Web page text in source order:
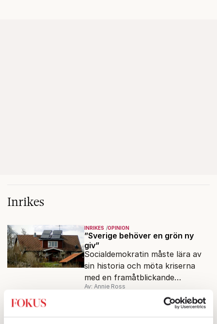
Inrikes
INRIKES OPINION
”Sverige behöver en grön ny
giv”
Socialdemokratin måste lära av
sin historia och möta kriserna
med en framåtblickande
strukturpolitik för att göra
Sverige långsiktigt hållbart,
Av: Annie Ross
Risk för politiskt sommarkaos i